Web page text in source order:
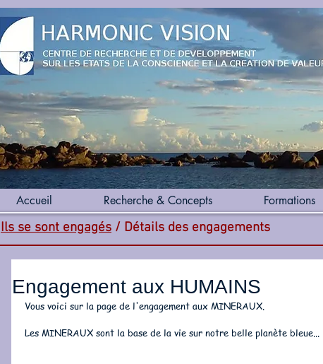
Ils se sont engagés / Détails des engagements
Engagement aux HUMAINS
Vous voici sur la page de l'engagement aux MINERAUX.
Les MINERAUX sont la base de la vie sur notre belle planète bleue...
Accueil Recherche & Concepts Formations